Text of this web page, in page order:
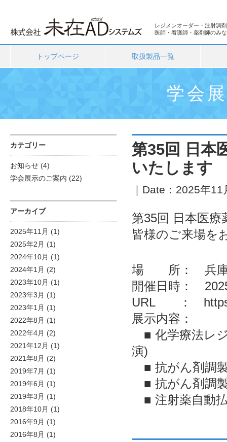
レジメンオーダー・注射調
医師・看護師・薬剤師のみ
トップページ 取扱製品一覧
学会
カテゴリー
お知らせ (4)
学会展示のご案内 (22)
アーカイブ
2025年11月 (1)
2025年2月 (1)
2024年10月 (1)
2024年1月 (2)
2023年10月 (1)
2023年3月 (1)
2023年1月 (1)
2022年8月 (1)
2022年4月 (2)
2021年12月 (1)
2021年8月 (2)
2019年7月 (1)
2019年6月 (1)
2019年3月 (1)
2018年10月 (1)
2016年9月 (1)
2016年8月 (1)
第35回 日本
いたします
｜Date：2025年
第35回 日本医
皆様のご来場を
場 所： 兵庫
開催日時：
URL ：
展示内容：
■ 化学療法レ
演)
■ 抗がん剤
■ 抗がん剤調
■ 注射薬自動